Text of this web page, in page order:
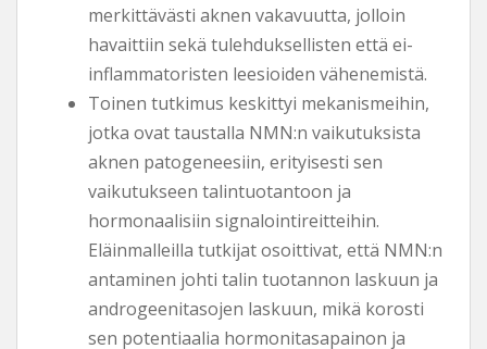
merkittävästi aknen vakavuutta, jolloin
havaittiin sekä tulehduksellisten että ei-
inflammatoristen leesioiden vähenemistä.
Toinen tutkimus keskittyi mekanismeihin,
jotka ovat taustalla NMN:n vaikutuksista
aknen patogeneesiin, erityisesti sen
vaikutukseen talintuotantoon ja
hormonaalisiin signalointireitteihin.
Eläinmalleilla tutkijat osoittivat, että NMN:n
antaminen johti talin tuotannon laskuun ja
androgeenitasojen laskuun, mikä korosti
sen potentiaalia hormonitasapainon ja